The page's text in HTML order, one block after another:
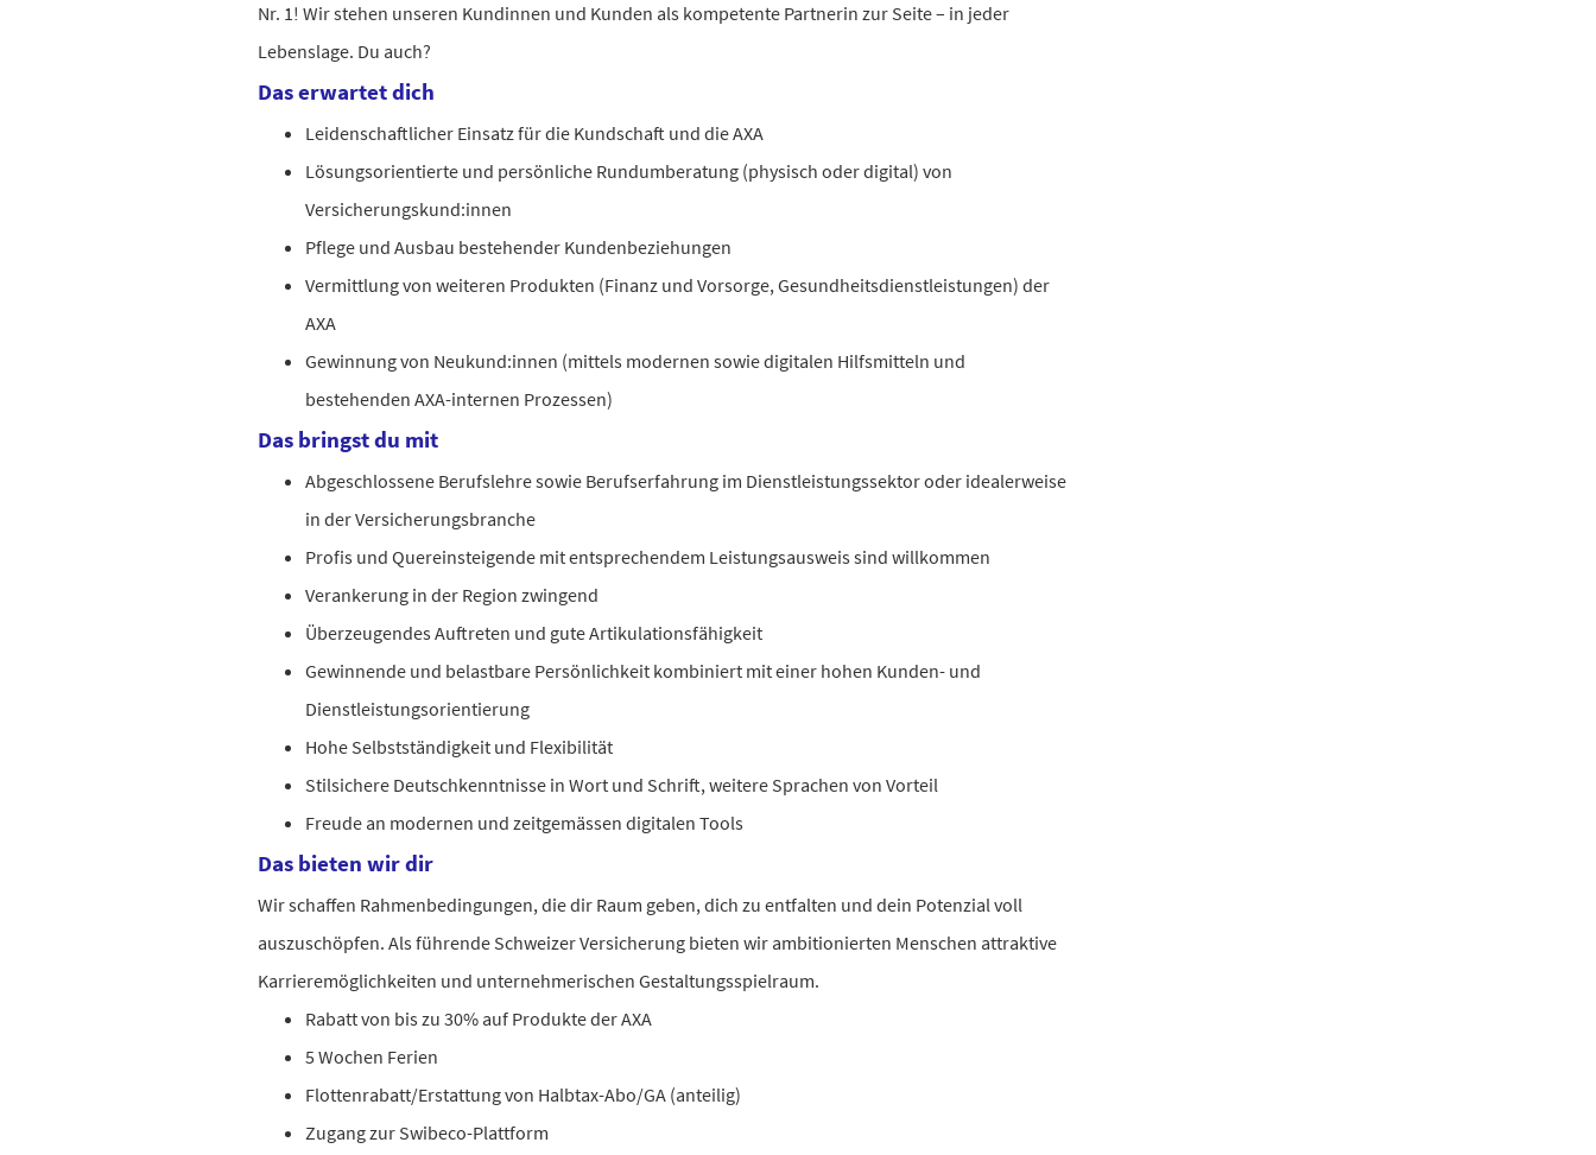
Nr. 1! Wir stehen unseren Kundinnen und Kunden als kompetente Partnerin zur Seite – in jeder
Lebenslage. Du auch?
Das erwartet dich
Leidenschaftlicher Einsatz für die Kundschaft und die AXA
Lösungsorientierte und persönliche Rundumberatung (physisch oder digital) von
Versicherungskund:innen
Pflege und Ausbau bestehender Kundenbeziehungen
Vermittlung von weiteren Produkten (Finanz und Vorsorge, Gesundheitsdienstleistungen) der
AXA
Gewinnung von Neukund:innen (mittels modernen sowie digitalen Hilfsmitteln und
bestehenden AXA-internen Prozessen)
Das bringst du mit
Abgeschlossene Berufslehre sowie Berufserfahrung im Dienstleistungssektor oder idealerweise
in der Versicherungsbranche
Profis und Quereinsteigende mit entsprechendem Leistungsausweis sind willkommen
Verankerung in der Region zwingend
Überzeugendes Auftreten und gute Artikulationsfähigkeit
Gewinnende und belastbare Persönlichkeit kombiniert mit einer hohen Kunden- und
Dienstleistungsorientierung
Hohe Selbstständigkeit und Flexibilität
Stilsichere Deutschkenntnisse in Wort und Schrift, weitere Sprachen von Vorteil
Freude an modernen und zeitgemässen digitalen Tools
Das bieten wir dir
Wir schaffen Rahmenbedingungen, die dir Raum geben, dich zu entfalten und dein Potenzial voll
auszuschöpfen. Als führende Schweizer Versicherung bieten wir ambitionierten Menschen attraktive
Karrieremöglichkeiten und unternehmerischen Gestaltungsspielraum.
Rabatt von bis zu 30% auf Produkte der AXA
5 Wochen Ferien
Flottenrabatt/Erstattung von Halbtax-Abo/GA (anteilig)
Zugang zur Swibeco-Plattform